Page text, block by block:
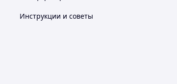
Инструкции и советы